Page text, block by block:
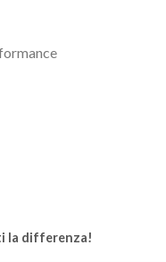
la differenza!